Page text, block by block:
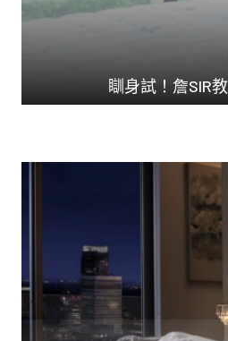
瞓身試！詹SIR